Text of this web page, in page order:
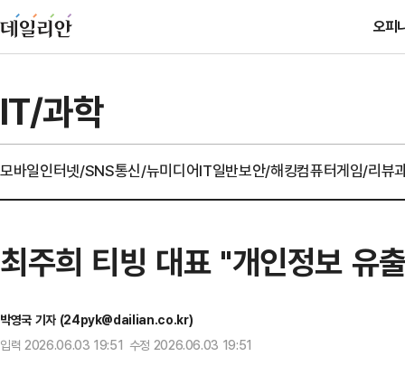
오피
IT/과학
모바일인터넷/SNS통신/뉴미디어IT일반보안/해킹컴퓨터게임/리뷰
최주희 티빙 대표 "개인정보 유
박영국 기자 (24pyk@dailian.co.kr)
입력 2026.06.03 19:51 수정 2026.06.03 19:51